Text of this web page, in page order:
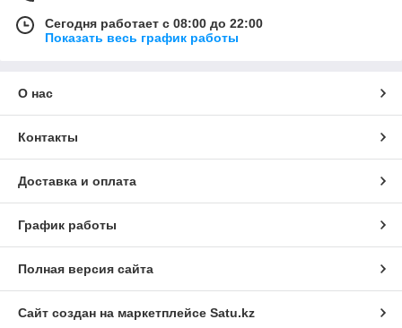
Сегодня работает с 08:00 до 22:00
Показать весь график работы
О нас
Контакты
Доставка и оплата
График работы
Полная версия сайта
Сайт создан на маркетплейсе Satu.kz